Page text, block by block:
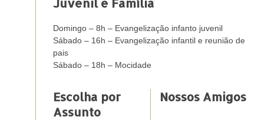
Domingo – 8h – Evangelização infanto juvenil
Sábado – 16h – Evangelização infantil e reunião de
pais
Sábado – 18h – Mocidade
Escolha por
Assunto
Nossos Amigos